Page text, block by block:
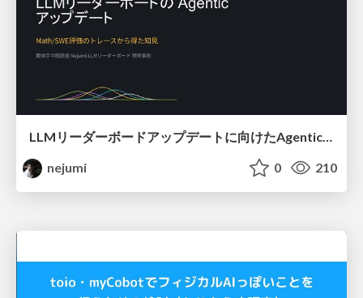
LLMリーダーボードアップデートに向けたAgentic Math_SWEのトレースについて
nejumi
0 210